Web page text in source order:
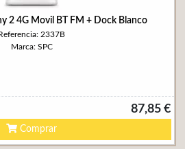
2 4G Movil BT FM + Dock Blanco
2337B
Marca: SPC
87,85 €
Comprar